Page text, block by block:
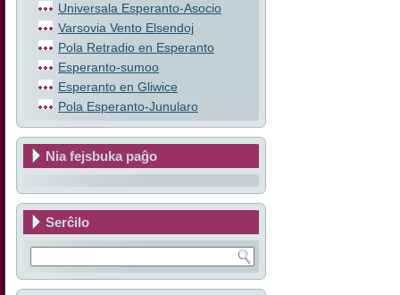
Universala Esperanto-Asocio
Varsovia Vento Elsendoj
Pola Retradio en Esperanto
Esperanto-sumoo
Esperanto en Gliwice
Pola Esperanto-Junularo
Nia fejsbuka paĝo
Serĉilo